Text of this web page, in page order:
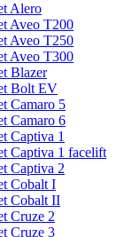
Alero
Aveo T200
Aveo T250
Aveo T300
Blazer
Bolt EV
Camaro 5
Camaro 6
Captiva 1
Captiva 1 facelift
Captiva 2
Cobalt I
Cobalt II
Cruze 2
Cruze 3